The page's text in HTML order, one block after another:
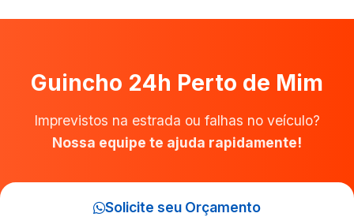
Guincho 24h Perto de Mim
Imprevistos na estrada ou falhas no veículo?
Nossa equipe te ajuda rapidamente!
Solicite seu Orçamento